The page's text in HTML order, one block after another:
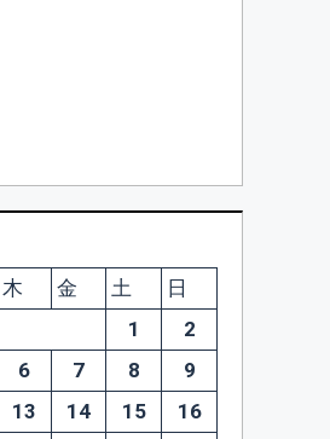
木 金 土
日
1
2
6 7 8
9
13 14 15
16